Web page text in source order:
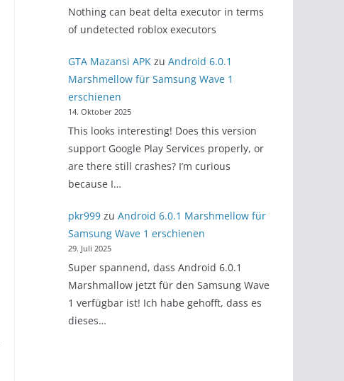
Nothing can beat delta executor in terms
of undetected roblox executors
GTA Mazansi APKzu Android 6.0.1
Marshmellow für Samsung Wave 1
erschienen
14. Oktober 2025
This looks interesting! Does this version
support Google Play Services properly, or
are there still crashes? I’m curious
because I…
pkr999zu Android 6.0.1 Marshmellow für
Samsung Wave 1 erschienen
29. Juli 2025
Super spannend, dass Android 6.0.1
Marshmallow jetzt für den Samsung Wave
1 verfügbar ist! Ich habe gehofft, dass es
dieses…